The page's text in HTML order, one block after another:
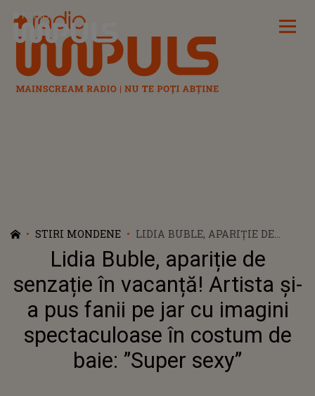
Radio Impuls
STIRI MONDENE
LIDIA BUBLE, APARIȚIE DE
SENZAȚIE ÎN VACANȚĂ!
ARTISTA ȘI-A PUS FANII PE JAR
CU IMAGINI SPECTACULOASE
ÎN COSTUM DE BAIE: ”SUPER
SEXY”
Lidia Buble, apariție de
senzație în vacanță! Artista și-
a pus fanii pe jar cu imagini
spectaculoase în costum de
baie: ”Super sexy”